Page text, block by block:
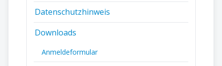
Datenschutzhinweis
Downloads
Anmeldeformular